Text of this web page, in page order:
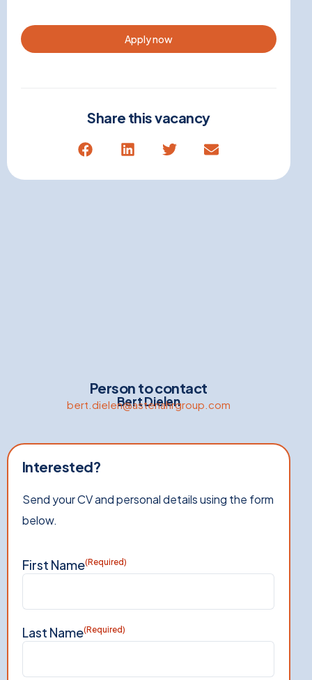
Apply now
Share this vacancy
Person to contact
Bert Dielen
bert.dielen@asteriahrgroup.com
Interested?
Send your CV and personal details using the form
below.
First Name(Required)
Last Name(Required)